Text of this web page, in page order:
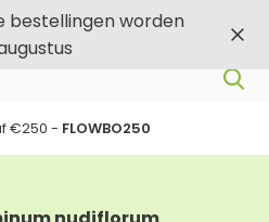
bestellingen worden
-,5% vanaf €500 -